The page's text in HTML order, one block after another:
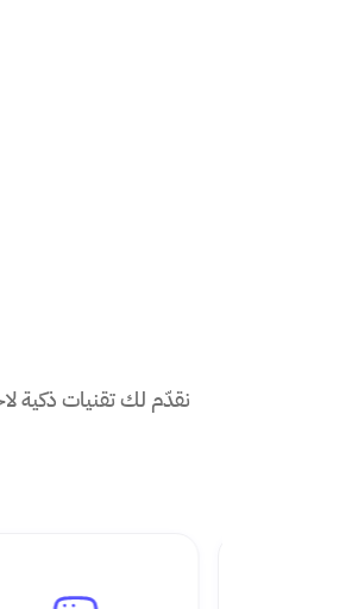
نقدّم لك تقنيات ذكية